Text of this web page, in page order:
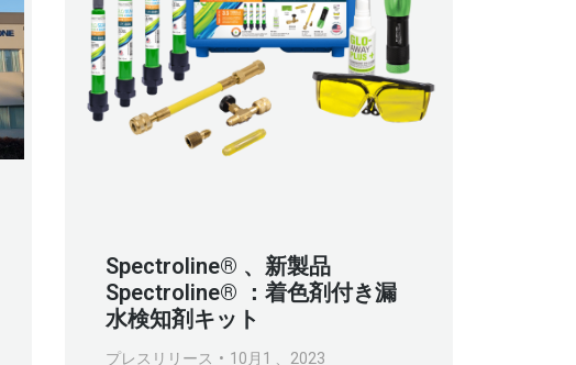
Spectroline® 、新製品
Spectroline® ：着色剤付き漏
水検知剤キット
プレスリリース 10月1 、2023